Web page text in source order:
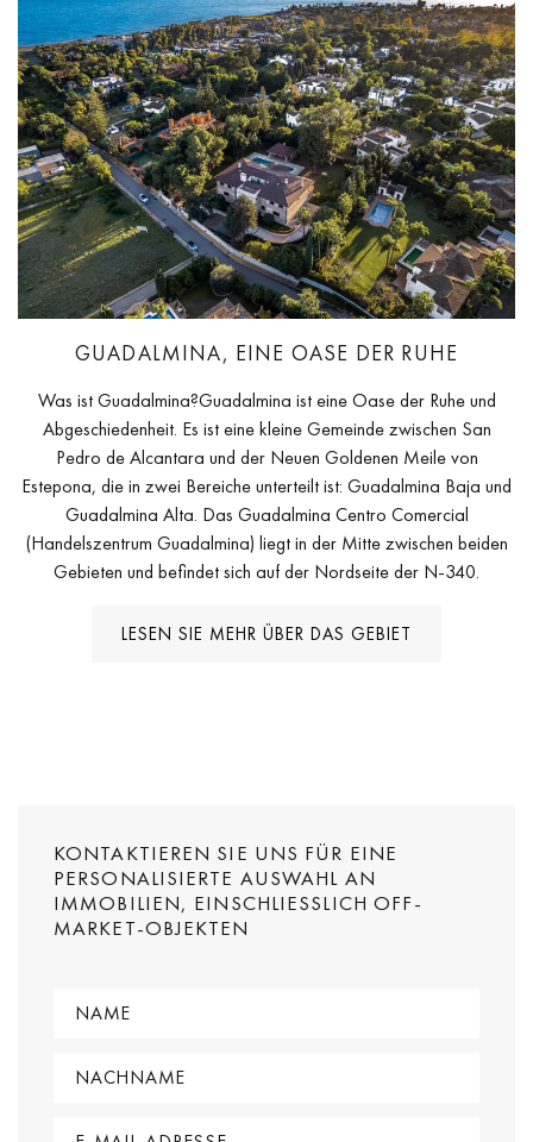
GUADALMINA, EINE OASE DER RUHE
Was ist Guadalmina?Guadalmina ist eine Oase der Ruhe und
Abgeschiedenheit. Es ist eine kleine Gemeinde zwischen San
Pedro de Alcantara und der Neuen Goldenen Meile von
Estepona, die in zwei Bereiche unterteilt ist: Guadalmina Baja und
Guadalmina Alta. Das Guadalmina Centro Comercial
(Handelszentrum Guadalmina) liegt in der Mitte zwischen beiden
Gebieten und befindet sich auf der Nordseite der N-340.
LESEN SIE MEHR ÜBER DAS GEBIET
KONTAKTIEREN SIE UNS FÜR EINE
PERSONALISIERTE AUSWAHL AN
IMMOBILIEN, EINSCHLIESSLICH OFF-M
ARKET-OBJEKTEN